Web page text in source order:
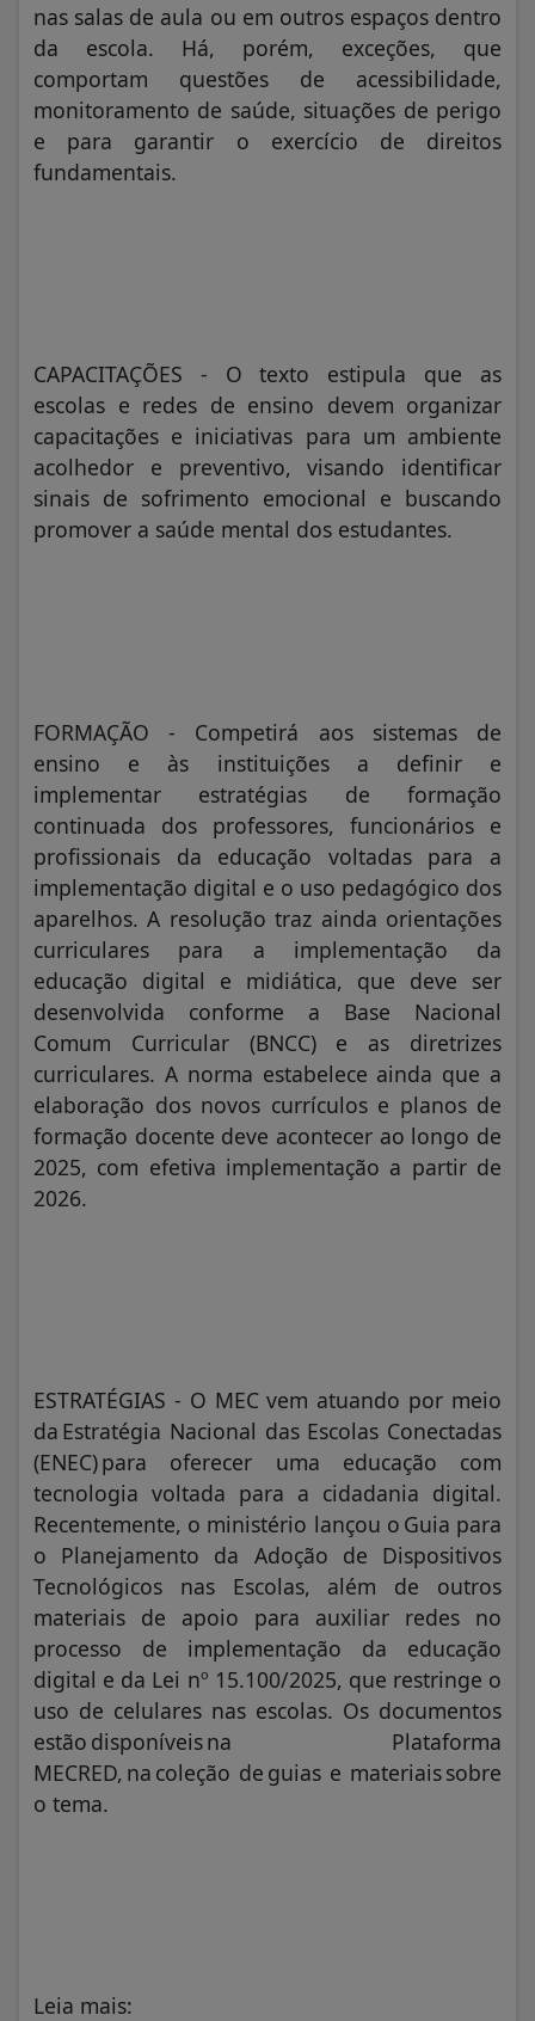
nas salas de aula ou em outros espaços dentro
da escola. Há, porém, exceções, que
comportam questões de acessibilidade,
monitoramento de saúde, situações de perigo
e para garantir o exercício de direitos
fundamentais.
CAPACITAÇÕES - O texto estipula que as
escolas e redes de ensino devem organizar
capacitações e iniciativas para um ambiente
acolhedor e preventivo, visando identificar
sinais de sofrimento emocional e buscando
promover a saúde mental dos estudantes.
FORMAÇÃO - Competirá aos sistemas de
ensino e às instituições a definir e
implementar estratégias de formação
continuada dos professores, funcionários e
profissionais da educação voltadas para a
implementação digital e o uso pedagógico dos
aparelhos. A resolução traz ainda orientações
curriculares para a implementação da
educação digital e midiática, que deve ser
desenvolvida conforme a Base Nacional
Comum Curricular (BNCC) e as diretrizes
curriculares. A norma estabelece ainda que a
elaboração dos novos currículos e planos de
formação docente deve acontecer ao longo de
2025, com efetiva implementação a partir de
2026.
ESTRATÉGIAS - O MEC vem atuando por meio
da Estratégia Nacional das Escolas Conectadas
(ENEC) para oferecer uma educação com
tecnologia voltada para a cidadania digital.
Recentemente, o ministério lançou o Guia para
o Planejamento da Adoção de Dispositivos
Tecnológicos nas Escolas, além de outros
materiais de apoio para auxiliar redes no
processo de implementação da educação
digital e da Lei nº 15.100/2025, que restringe o
uso de celulares nas escolas. Os documentos
estão disponíveis na Plataforma
MECRED, na coleção de guias e materiais sobre
o tema.
Leia mais: